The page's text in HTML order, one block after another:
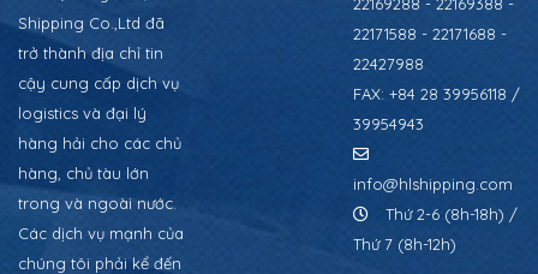
Shipping Co.,Ltd đã
trở thành địa chỉ tin
cậy cung cấp dịch vụ
logistics và đại lý
hàng hải cho các chủ
hàng, chủ tàu lớn
trong và ngoài nước.
Các dịch vụ mạnh của
chúng tôi phải kể đến
22171588 - 22171688 -
22427988
FAX: +84 28 39956118 /
39954943
info@hlshipping.com
Thứ 2-6 (8h-18h) /
Thứ 7 (8h-12h)